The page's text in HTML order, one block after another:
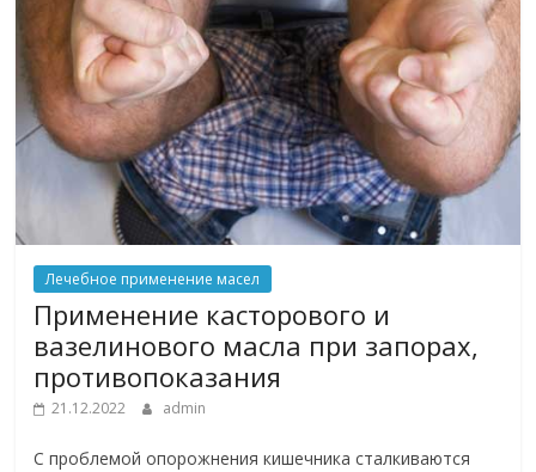
Лечебное применение масел
Применение касторового и
вазелинового масла при запорах,
противопоказания
21.12.2022 admin
С проблемой опорожнения кишечника сталкиваются